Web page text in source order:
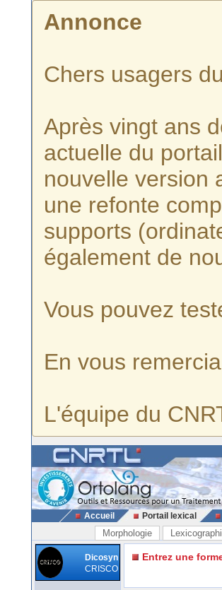
Annonce
Chers usagers
Après vingt ans
actuelle du
nouvelle version
une refonte
supports
également de
Vous pouvez
En vous
L'équipe du
Accueil Portail lexical
Morphologie
Dicosyn
CRISCO
Entrez une